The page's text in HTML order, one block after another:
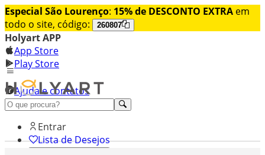
Especial São Lourenço: 15% de DESCONTO EXTRA em
todo o site, código:
260807
Holyart APP
App Store
Play Store
Ajuda e contatos
Conheça premium
Entrar
Lista de Desejos